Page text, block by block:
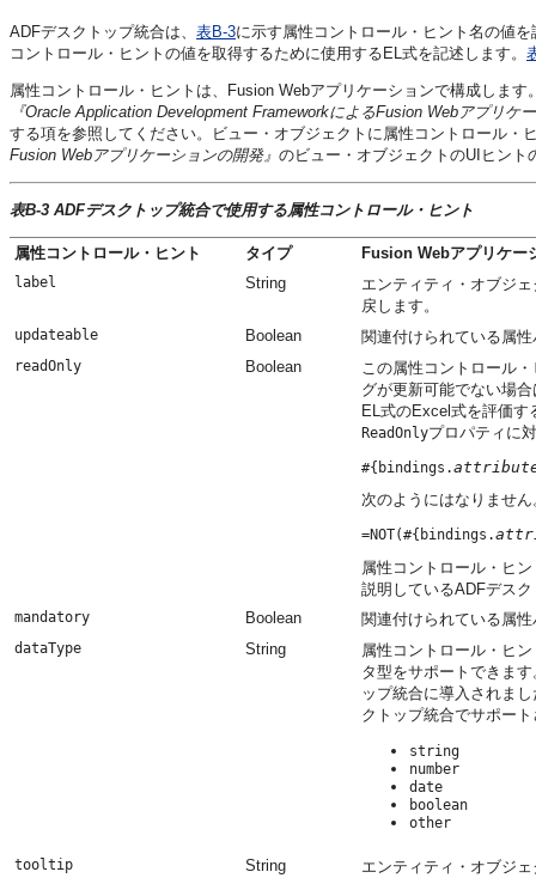
ADFデスクトップ統合は、 表B-3に示す属性コントロール・ヒント名の値
コントロール・ヒントの値を取得するために使用するEL式を記述します。
属性コントロール・ヒントは、 Fusion Webアプリケーションで構成します
『Oracle Application Development FrameworkによるFusion Webアプリケ
する項を参照してください。ビュー・オブジェクトに属性コントロール・
Fusion Webアプリケーションの開発』 のビュー・オブジェクトのUIヒン
表B-3 ADFデスクトップ統合で使用する属性コントロール・ヒント
属性コントロール・ヒント タイプ Fusion Webアプリケー
label String
エンティティ・オブジ
戻します。
updateable Boolean 関連付けられている属
readOnly Boolean
この属性コントロール
グが更新可能でない場合
EL式のExcel式を評価
ReadOnlyプロパティに
#{bindings.
次のようにはなりません
=NOT(#{bindings.
属性コントロール・ヒン
説明しているADFデス
mandatory Boolean 関連付けられている属
dataType String
属性コントロール・ヒ
タ型をサポートできます
ップ統合に導入されま
クトップ統合でサポー
string
number
date
boolean
other
tooltip String
エンティティ・オブジ